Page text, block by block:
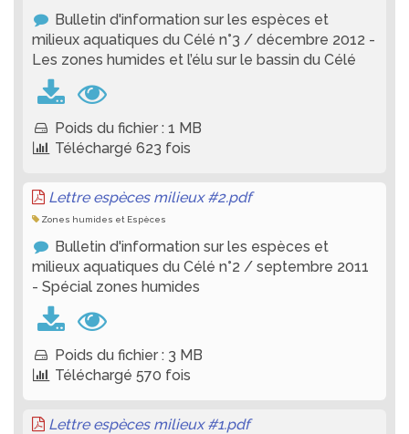
Bulletin d'information sur les espèces et
milieux aquatiques du Célé n°3 / décembre 2012 -
Les zones humides et l’élu sur le bassin du Célé
Poids du fichier : 1 MB
Téléchargé 623 fois
Lettre espèces milieux #2.pdf
Zones humides et Espèces
Bulletin d'information sur les espèces et
milieux aquatiques du Célé n°2 / septembre 2011
- Spécial zones humides
Poids du fichier : 3 MB
Téléchargé 570 fois
Lettre espèces milieux #1.pdf